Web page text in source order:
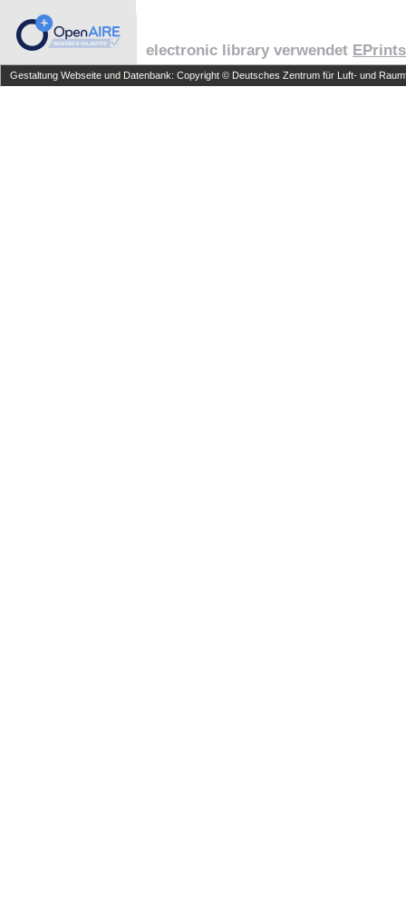
electronic library verwendet
Gestaltung Webseite und Datenbank: Copyright © Deutsches Zentrum für Luft- und